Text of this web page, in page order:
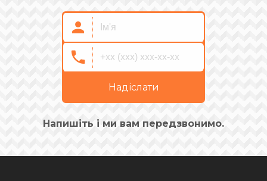
Надіслати
Напишіть і ми вам передзвонимо.